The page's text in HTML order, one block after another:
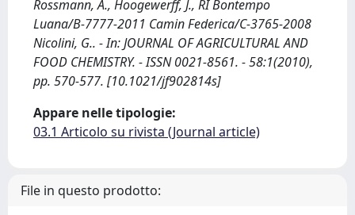
Rossmann, A., Hoogewerff, J., RI Bontempo
Luana/B-7777-2011 Camin Federica/C-3765-2008
Nicolini, G.. - In: JOURNAL OF AGRICULTURAL AND
FOOD CHEMISTRY. - ISSN 0021-8561. - 58:1(2010),
pp. 570-577. [10.1021/jf902814s]
Appare nelle tipologie:
03.1 Articolo su rivista (Journal article)
File in questo prodotto: